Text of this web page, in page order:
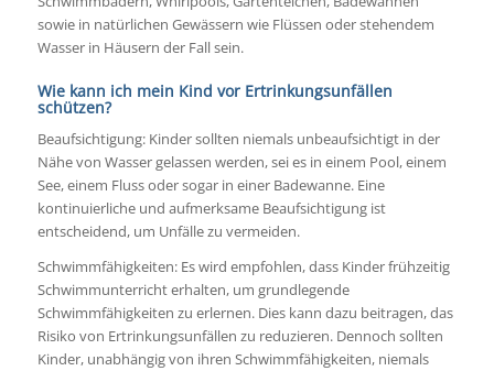
sowie in natürlichen Gewässern wie Flüssen oder stehendem
Wasser in Häusern der Fall sein.
Wie kann ich mein Kind vor Ertrinkungsunfällen
schützen?
Beaufsichtigung: Kinder sollten niemals unbeaufsichtigt in der
Nähe von Wasser gelassen werden, sei es in einem Pool, einem
See, einem Fluss oder sogar in einer Badewanne. Eine
kontinuierliche und aufmerksame Beaufsichtigung ist
entscheidend, um Unfälle zu vermeiden.
Schwimmfähigkeiten: Es wird empfohlen, dass Kinder frühzeitig
Schwimmunterricht erhalten, um grundlegende
Schwimmfähigkeiten zu erlernen. Dies kann dazu beitragen, das
Risiko von Ertrinkungsunfällen zu reduzieren. Dennoch sollten
Kinder, unabhängig von ihren Schwimmfähigkeiten, niemals